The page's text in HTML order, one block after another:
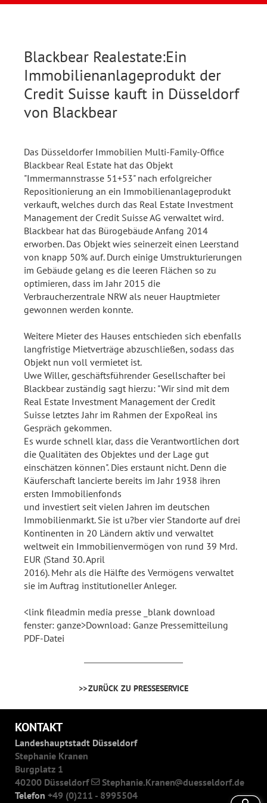
Blackbear Realestate:Ein
Immobilienanlageprodukt der
Credit Suisse kauft in Düsseldorf
von Blackbear
Das Düsseldorfer Immobilien Multi-Family-Office
Blackbear Real Estate hat das Objekt
"Immermannstrasse 51+53" nach erfolgreicher
Repositionierung an ein Immobilienanlageprodukt
verkauft, welches durch das Real Estate Investment
Management der Credit Suisse AG verwaltet wird.
Blackbear hat das Bürogebäude Anfang 2014
erworben. Das Objekt wies seinerzeit einen Leerstand
von knapp 50% auf. Durch einige Umstrukturierungen
im Gebäude gelang es die leeren Flächen so zu
optimieren, dass im Jahr 2015 die
Verbraucherzentrale NRW als neuer Hauptmieter
gewonnen werden konnte.
Weitere Mieter des Hauses entschieden sich ebenfalls
langfristige Mietverträge abzuschließen, sodass das
Objekt nun voll vermietet ist.
Uwe Willer, geschäftsführender Gesellschafter bei
Blackbear zuständig sagt hierzu: "Wir sind mit dem
Real Estate Investment Management der Credit
Suisse letztes Jahr im Rahmen der ExpoReal ins
Gespräch gekommen.
Es wurde schnell klar, dass die Verantwortlichen dort
die Qualitäten des Objektes und der Lage gut
einschätzen können". Dies erstaunt nicht. Denn die
Käuferschaft lancierte bereits im Jahr 1938 ihren
ersten Immobilienfonds
und investiert seit vielen Jahren im deutschen
Immobilienmarkt. Sie ist u?ber vier Standorte auf drei
Kontinenten in 20 Ländern aktiv und verwaltet
weltweit ein Immobilienvermögen von rund 39 Mrd.
EUR (Stand 30. April
2016). Mehr als die Hälfte des Vermögens verwaltet
sie im Auftrag institutioneller Anleger.
<link fileadmin media presse _blank download
fenster: ganze>Download: Ganze Pressemitteilung
PDF-Datei
ZURÜCK ZU PRESSESERVICE
KONTAKT
Landeshauptstadt Düsseldorf
Stephanie Kranen
Burgplatz 1
40200 Düsseldorf
Stephanie.Kranen
duesseldorf.de
Telefon +49 (0)211 - 8995504